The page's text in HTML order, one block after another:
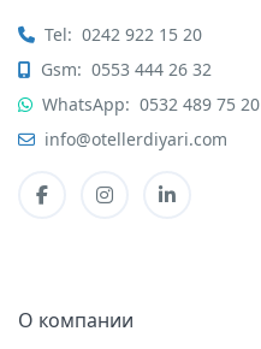
Tel: 0242 922 15 20
Gsm: 0553 444 26 32
WhatsApp: 0532 489 75 20
info@otellerdiyari.com
О компании